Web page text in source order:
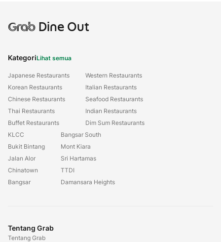
GrabDine Out
KategoriLihat semua
Japanese Restaurants
Korean Restaurants
Chinese Restaurants
Thai Restaurants
Buffet Restaurants
Western Restaurants
Italian Restaurants
Seafood Restaurants
Indian Restaurants
Dim Sum Restaurants
KLCC
Bukit Bintang
Jalan Alor
Chinatown
Bangsar
Bangsar South
Mont Kiara
Sri Hartamas
TTDI
Damansara Heights
Tentang Grab
Tentang Grab